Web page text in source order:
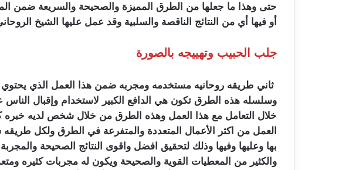
حتى وهذا ما جعلها من الطرق المميزة والصحيحة والسريعة ضمن
أو فيها أي من النتائج الناقصة والسلبية وقد عمل عليها الشيخ
جلب الحبيب وتهييجه بالصورة
ثاني طريقه روحانيه مستخدمه ومجربه ضمن هذا العمل الذي يحتوي
وسلسله هذه الطرق تكون هي الدافع الكبير لاستخدام وإقبال
خلال التعامل مع هذا العمل وهذه الطرق من خلال شخص لديه خبره
العمل من اكثر الأعمال المتعددة والمتفرعة في الطرق ولكل طريقه
بها وعليها وفيها وذلك لتحقيق افضل واقوى النتائج الصحيحة
والكثير من المعطيات القوية والصحيحة ويكون له مجربات كثيره